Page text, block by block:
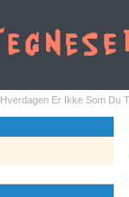
Hverdagen Er Ikke Som Du